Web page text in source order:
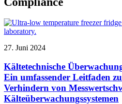
27. Juni 2024
Kältetechnische
Ein umfassender Leitfaden
Verhindern von
Kälteüberwachungssystemen